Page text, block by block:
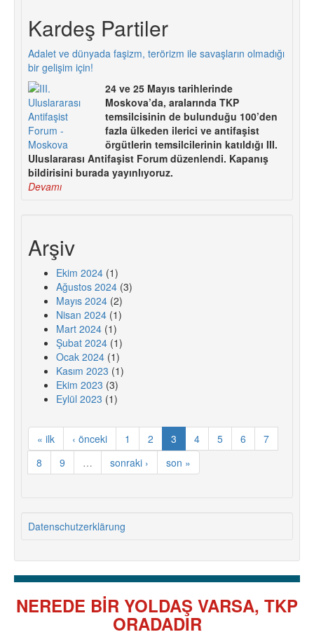
Kardeş Partiler
Adalet ve dünyada faşizm, terörizm ile savaşların olmadığı
bir gelişim için!
24 ve 25 Mayıs tarihlerinde
Moskova’da, aralarında TKP
temsilcisinin de bulunduğu 100’den
fazla ülkeden ilerici ve antifaşist
örgütlerin temsilcilerinin katıldığı III.
Uluslararası Antifaşist Forum düzenlendi. Kapanış
bildirisini burada yayınlıyoruz.
Devamı
Arşiv
Ekim 2024 (1)
Ağustos 2024 (3)
Mayıs 2024 (2)
Nisan 2024 (1)
Mart 2024 (1)
Şubat 2024 (1)
Ocak 2024 (1)
Kasım 2023 (1)
Ekim 2023 (3)
Eylül 2023 (1)
« ilk ‹ önceki 1 2 3 4 5 6
7
8
9 … sonraki › son »
Datenschutzerklärung
NEREDE BİR YOLDAŞ VARSA, TKP
ORADADIR